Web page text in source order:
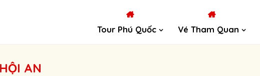
Tour Phú Quốc Vé Tham Quan
AN